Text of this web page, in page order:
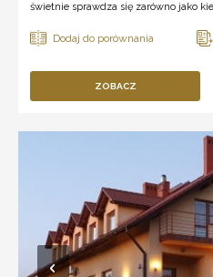
świetnie sprawdza się zarówno jako
ZOBACZ